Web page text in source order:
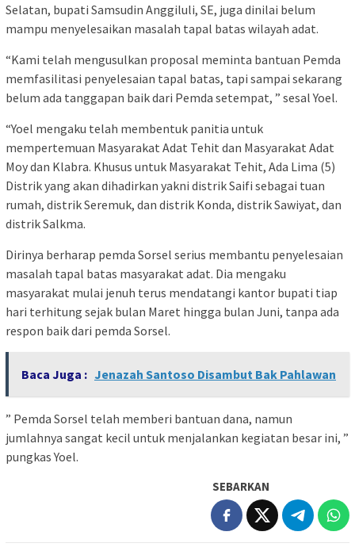
Selatan, bupati Samsudin Anggiluli, SE, juga dinilai belum
mampu menyelesaikan masalah tapal batas wilayah adat.
“Kami telah mengusulkan proposal meminta bantuan Pemda
memfasilitasi penyelesaian tapal batas, tapi sampai sekarang
belum ada tanggapan baik dari Pemda setempat, ” sesal Yoel.
“Yoel mengaku telah membentuk panitia untuk
mempertemuan Masyarakat Adat Tehit dan Masyarakat Adat
Moy dan Klabra. Khusus untuk Masyarakat Tehit, Ada Lima (5)
Distrik yang akan dihadirkan yakni distrik Saifi sebagai tuan
rumah, distrik Seremuk, dan distrik Konda, distrik Sawiyat, dan
distrik Salkma.
Dirinya berharap pemda Sorsel serius membantu penyelesaian
masalah tapal batas masyarakat adat. Dia mengaku
masyarakat mulai jenuh terus mendatangi kantor bupati tiap
hari terhitung sejak bulan Maret hingga bulan Juni, tanpa ada
respon baik dari pemda Sorsel.
Baca Juga : Jenazah Santoso Disambut Bak Pahlawan
” Pemda Sorsel telah memberi bantuan dana, namun
jumlahnya sangat kecil untuk menjalankan kegiatan besar ini, ”
pungkas Yoel.
SEBARKAN